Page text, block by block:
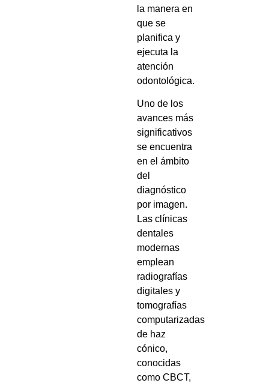
la manera en
que se
planifica y
ejecuta la
atención
odontológica.
Uno de los
avances más
significativos
se encuentra
en el ámbito
del
diagnóstico
por imagen.
Las clínicas
dentales
modernas
emplean
radiografías
digitales y
tomografías
computarizadas
de haz
cónico,
conocidas
como CBCT,